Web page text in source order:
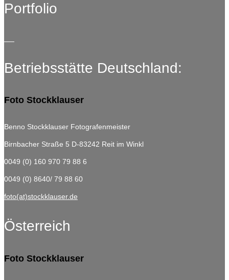
Portfolio
Betriebsstätte Deutschland:
Foto Stockklauser
Benno Stockklauser Fotografenmeister
Birnbacher Straße 5 D-83242 Reit im Winkl
0049 (0) 160 970 79 88 6
0049 (0) 8640/ 79 88 60
foto(at)stockklauser.de
Österreich
Foto Stockklauser